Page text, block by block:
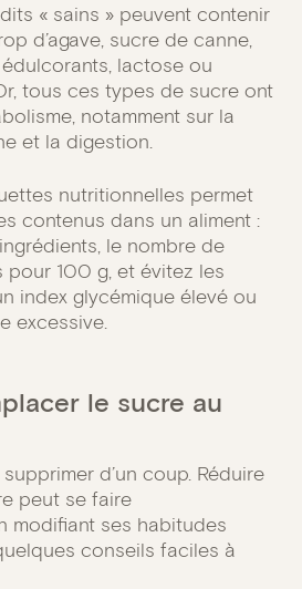
« sains » peuvent contenir
d’agave, sucre de canne,
édulcorants, lactose ou
tous ces types de sucre ont
notamment sur la
et la digestion.
nutritionnelles permet
contenus dans un aliment :
le nombre de
pour 100 g, et évitez les
index glycémique élevé ou
excessive.
le sucre au
d’un coup. Réduire
peut se faire
modifiant ses habitudes
conseils faciles à